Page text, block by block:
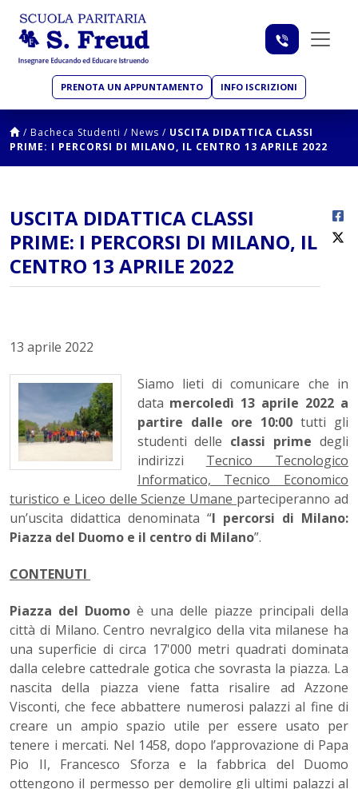
PRENOTA UN APPUNTAMENTO INFO ISCRIZIONI
/ Bacheca Studenti / News / USCITA DIDATTICA CLASSI
PRIME: I PERCORSI DI MILANO, IL CENTRO 13 APRILE 2022
USCITA DIDATTICA CLASSI
PRIME: I PERCORSI DI MILANO, IL
CENTRO 13 APRILE 2022
13 aprile 2022
Siamo lieti di comunicare che in
data mercoledì 13 aprile 2022 a
partire dalle ore 10:00 tutti gli
studenti delle classi prime degli
indirizzi Tecnico Tecnologico
Informatico, Tecnico Economico
turistico e Liceo delle Scienze Umane parteciperanno ad
un’uscita didattica denominata “I percorsi di Milano:
Piazza del Duomo e il centro di Milano”.
CONTENUTI
Piazza del Duomo è una delle piazze principali della
città di Milano. Centro nevralgico della vita milanese ha
una superficie di circa 17'000 metri quadrati dominata
dalla celebre cattedrale gotica che sovrasta la piazza. La
nascita della piazza viene fatta risalire ad Azzone
Visconti, che fece abbattere numerosi palazzi al fine di
creare un ampio spazio utile per essere usato per
tenere i mercati. Nel 1458, dopo l’approvazione di Papa
Pio II, Francesco Sforza e la fabbrica del Duomo
ottengono il permesso per demolire gli ultimi palazzi al